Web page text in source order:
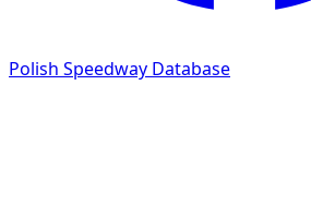
Polish Speedway Database